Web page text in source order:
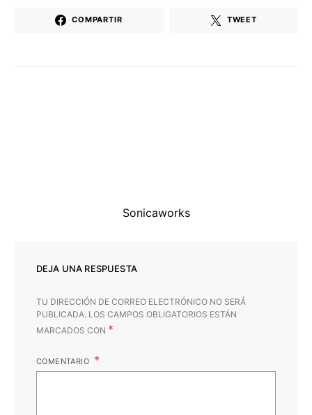
COMPARTIR TWEET
Sonicaworks
DEJA UNA RESPUESTA
TU DIRECCIÓN DE CORREO ELECTRÓNICO NO SERÁ
PUBLICADA. LOS CAMPOS OBLIGATORIOS ESTÁN
MARCADOS CON *
COMENTARIO